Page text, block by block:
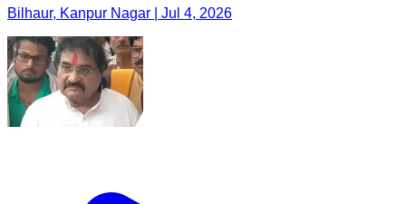
Bilhaur, Kanpur Nagar | Jul 4, 2026